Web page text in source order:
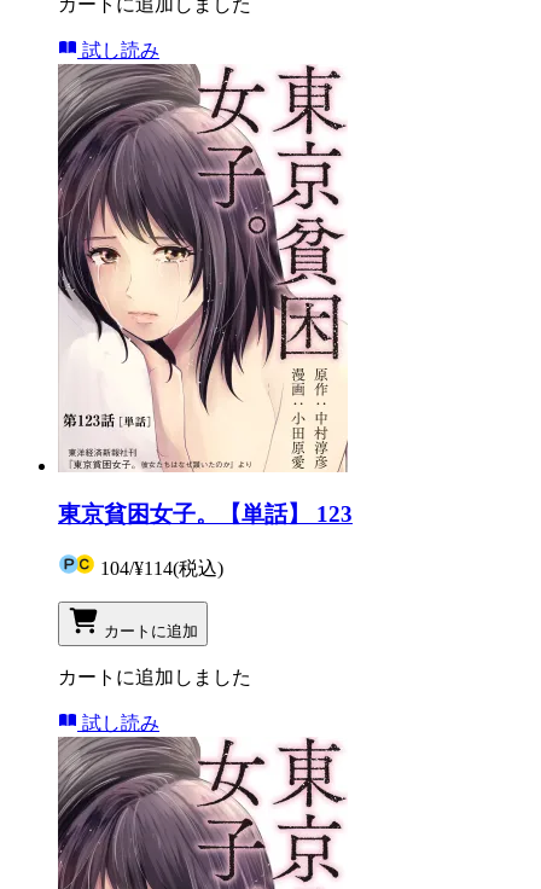
試し読み
東京貧困女子。【単話】 123
104/¥114(税込)
カートに追加
カートに追加しました
試し読み